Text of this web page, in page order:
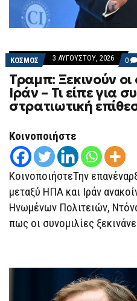
ΚΟΣΜΟΣ 3 ΑΥΓΟΎΣΤΟΥ, 2026 0
ΟΙ
ΚΑΙ
Τραμπ: Ξεκινούν οι
Ιράν – Τι είπε για
στρατιωτική
Κοινοποιήστε
ΚοινοποιήστεΤην
μεταξύ ΗΠΑ και Ιράν
Ηνωμένων Πολιτειών,
πως οι συνομιλίες